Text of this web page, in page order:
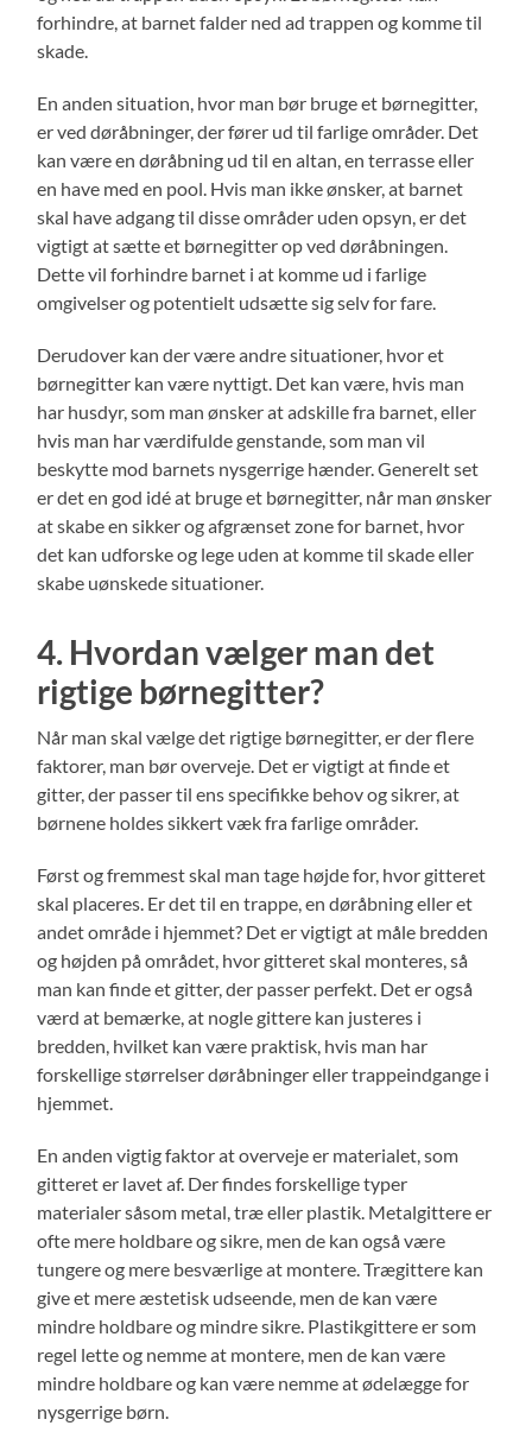
forhindre, at barnet falder ned ad trappen og komme til
skade.
En anden situation, hvor man bør bruge et børnegitter,
er ved døråbninger, der fører ud til farlige områder. Det
kan være en døråbning ud til en altan, en terrasse eller
en have med en pool. Hvis man ikke ønsker, at barnet
skal have adgang til disse områder uden opsyn, er det
vigtigt at sætte et børnegitter op ved døråbningen.
Dette vil forhindre barnet i at komme ud i farlige
omgivelser og potentielt udsætte sig selv for fare.
Derudover kan der være andre situationer, hvor et
børnegitter kan være nyttigt. Det kan være, hvis man
har husdyr, som man ønsker at adskille fra barnet, eller
hvis man har værdifulde genstande, som man vil
beskytte mod barnets nysgerrige hænder. Generelt set
er det en god idé at bruge et børnegitter, når man ønsker
at skabe en sikker og afgrænset zone for barnet, hvor
det kan udforske og lege uden at komme til skade eller
skabe uønskede situationer.
4. Hvordan vælger man det
rigtige børnegitter?
Når man skal vælge det rigtige børnegitter, er der flere
faktorer, man bør overveje. Det er vigtigt at finde et
gitter, der passer til ens specifikke behov og sikrer, at
børnene holdes sikkert væk fra farlige områder.
Først og fremmest skal man tage højde for, hvor gitteret
skal placeres. Er det til en trappe, en døråbning eller et
andet område i hjemmet? Det er vigtigt at måle bredden
og højden på området, hvor gitteret skal monteres, så
man kan finde et gitter, der passer perfekt. Det er også
værd at bemærke, at nogle gittere kan justeres i
bredden, hvilket kan være praktisk, hvis man har
forskellige størrelser døråbninger eller trappeindgange i
hjemmet.
En anden vigtig faktor at overveje er materialet, som
gitteret er lavet af. Der findes forskellige typer
materialer såsom metal, træ eller plastik. Metalgittere er
ofte mere holdbare og sikre, men de kan også være
tungere og mere besværlige at montere. Trægittere kan
give et mere æstetisk udseende, men de kan være
mindre holdbare og mindre sikre. Plastikgittere er som
regel lette og nemme at montere, men de kan være
mindre holdbare og kan være nemme at ødelægge for
nysgerrige børn.